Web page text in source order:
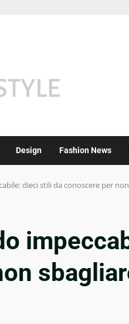
Design Fashion News
dieci stili da conoscere per